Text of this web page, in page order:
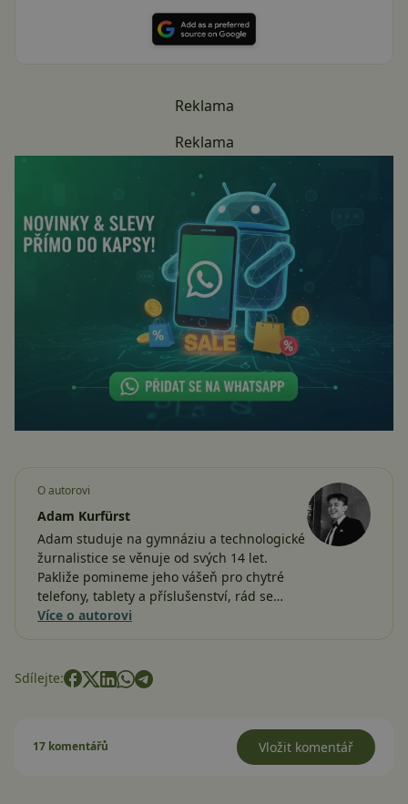
Reklama
Reklama
O autorovi
Adam Kurfürst
Adam studuje na gymnáziu a technologické
žurnalistice se věnuje od svých 14 let.
Pakliže pomineme jeho vášeň pro chytré
telefony, tablety a příslušenství, rád se…
Více o autorovi
Sdílejte:
17 komentářů Vložit komentář